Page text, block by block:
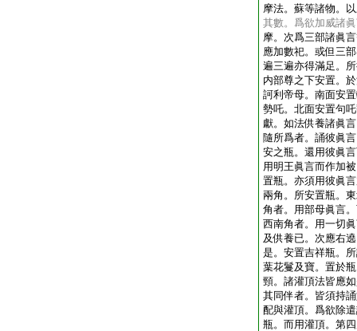
摩法。蘇等諸物。
其數。爲欲加威諸
摩。次爲三部諸眞
應加數祀。或但三
遍三遍亦得滿足。
内部尊之下安置。
訶利帝母。南面安
勢吒。北面安置句
獻。如法供養諸眞
隨所爲者。誦彼眞
安之瓶。還用彼眞
用明王眞言而作加
置瓶。亦須用彼眞
兩角。所安置瓶。
角者。用部母眞言
西南角者。用一切
及供養已。次應右
是。安置吉祥瓶。
葉花鬘及寶。置於
頸。諸灌頂法皆應
其同伴者。皆須持
配與灌頂。爲欲除
瓶。而用灌頂。第